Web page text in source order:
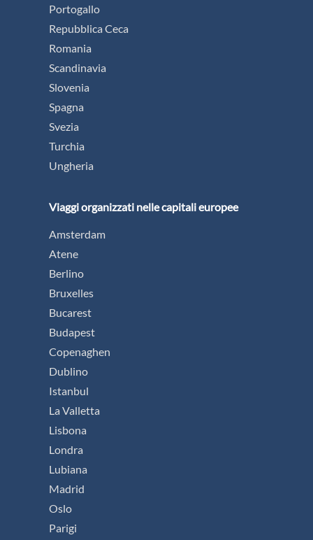
Portogallo
Repubblica Ceca
Romania
Scandinavia
Slovenia
Spagna
Svezia
Turchia
Ungheria
Viaggi organizzati nelle capitali europee
Amsterdam
Atene
Berlino
Bruxelles
Bucarest
Budapest
Copenaghen
Dublino
Istanbul
La Valletta
Lisbona
Londra
Lubiana
Madrid
Oslo
Parigi